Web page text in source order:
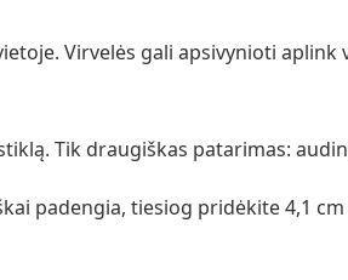
Virvelės gali apsivynioti aplink
Tik draugiškas patarimas:
padengia, tiesiog pridėkite 4,1